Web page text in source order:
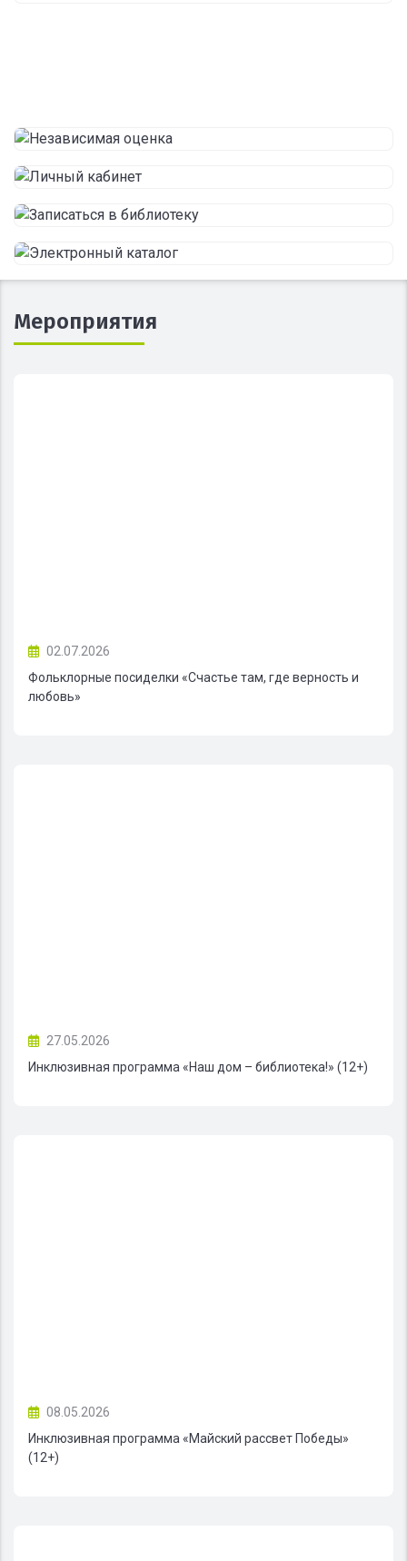
Мероприятия
02.07.2026
Фольклорные посиделки «Счастье там, где верность и
любовь»
27.05.2026
Инклюзивная программа «Наш дом – библиотека!» (12+)
08.05.2026
Инклюзивная программа «Майский рассвет Победы»
(12+)